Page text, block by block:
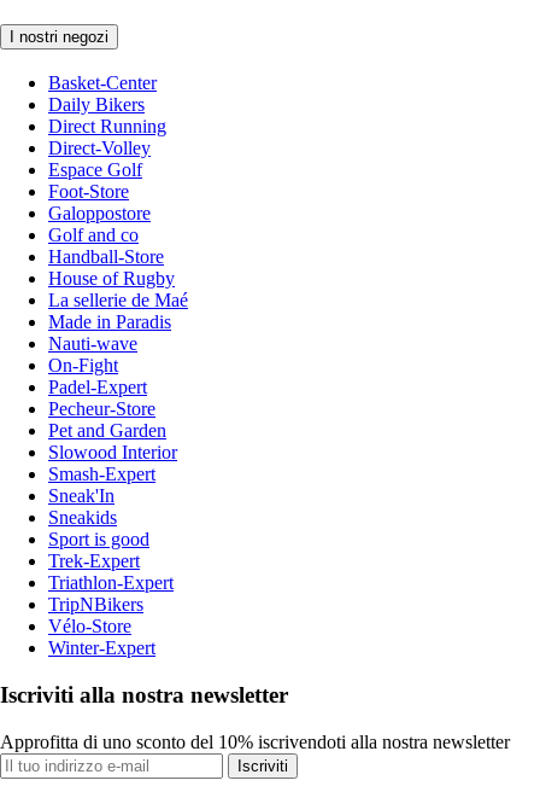
I nostri negozi
Basket-Center
Daily Bikers
Direct Running
Direct-Volley
Espace Golf
Foot-Store
Galoppostore
Golf and co
Handball-Store
House of Rugby
La sellerie de Maé
Made in Paradis
Nauti-wave
On-Fight
Padel-Expert
Pecheur-Store
Pet and Garden
Slowood Interior
Smash-Expert
Sneak'In
Sneakids
Sport is good
Trek-Expert
Triathlon-Expert
TripNBikers
Vélo-Store
Winter-Expert
Iscriviti alla nostra newsletter
Approfitta di uno sconto del 10% iscrivendoti alla nostra newsletter
Iscriviti